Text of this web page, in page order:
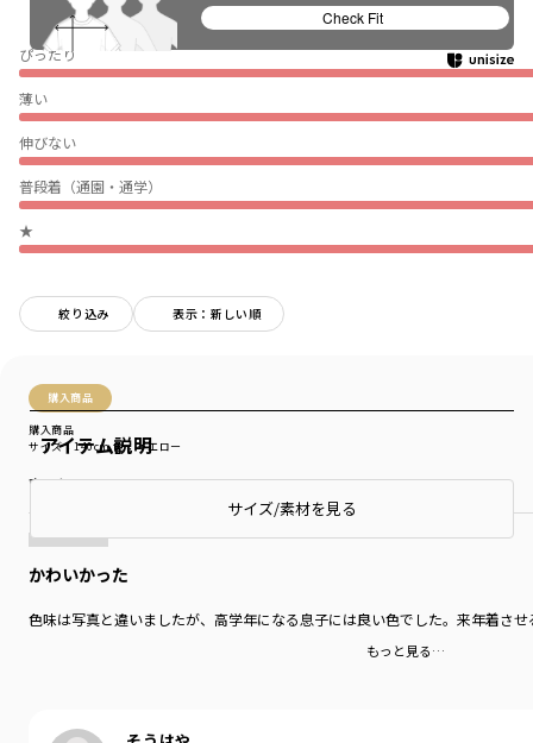
ぴったり
薄い
伸びない
普段着（通園・通学）
★
絞り込み 表示：新しい順
購入商品
購入商品
サイズ：140cm色：イエロー
商品をチェックする＞
かわいかった
色味は写真と違いましたが、高学年になる息子には良い色でした。来年着さ
もっと見る…
アイテム説明
サイズ/素材を見る
Check Fit